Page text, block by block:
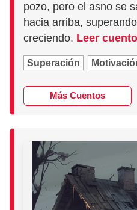
pozo, pero el asno se
hacia arriba,
creciendo. Leer cuento
Superación
Más Cuentos